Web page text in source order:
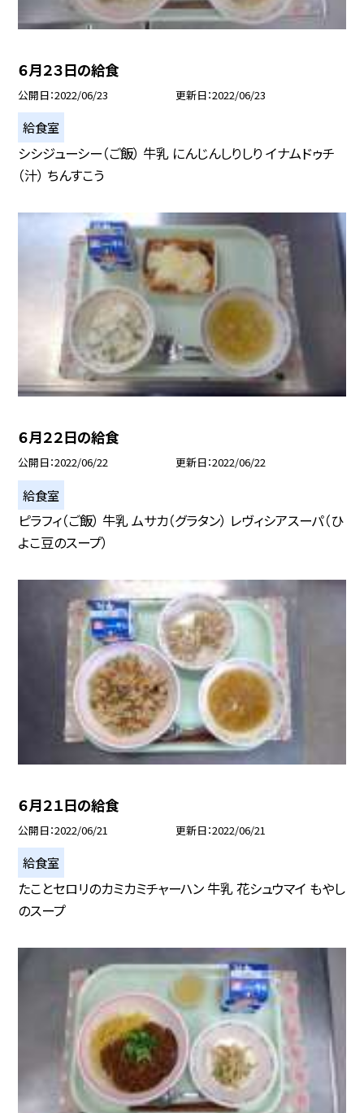
６月２３日の給食
公開日 2022/06/23 更新日 2022/06/23
給食室
シシジューシー（ご飯） 牛乳 にんじんしりしり イナムドゥチ
（汁） ちんすこう
６月２２日の給食
公開日 2022/06/22 更新日 2022/06/22
給食室
ピラフィ（ご飯） 牛乳 ムサカ（グラタン） レヴィシアスーパ（ひ
よこ豆のスープ）
６月２１日の給食
公開日 2022/06/21 更新日 2022/06/21
給食室
たことセロリのカミカミチャーハン 牛乳 花シュウマイ もやし
のスープ